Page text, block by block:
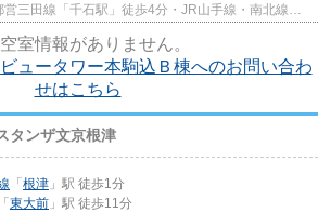
室情報がありません。
ュータワー本駒込Ｂ棟へのお問い合わ
せはこちら
タンザ文京根津
「 根津 」駅 徒歩1分
「 東大前 」駅 徒歩11分